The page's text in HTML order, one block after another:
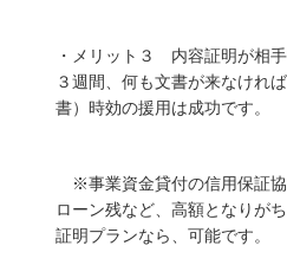
・メリット３ 内容証明が相
３週間、何も文書が来なけれ
書）時効の援用は成功です。
※事業資金貸付の信用保証
ローン残など、高額となりが
証明プランなら、可能です。